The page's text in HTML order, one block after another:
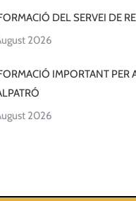
DEL SERVEI DE
2026
IMPORTANT PER
2026